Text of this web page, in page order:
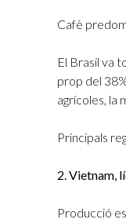
Cafè
El Brasil va
prop del
agrícoles, la
Principals
2. Vietnam,
Producció